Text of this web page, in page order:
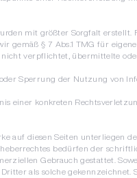
mit größter Sorgfalt
gemäß § 7 Abs.1 TMG für
verpflichtet, übermittelte
Sperrung der Nutzung von
einer konkreten
auf diesen Seiten unterliegen
bedürfen der
Gebrauch gestattet.
als solche